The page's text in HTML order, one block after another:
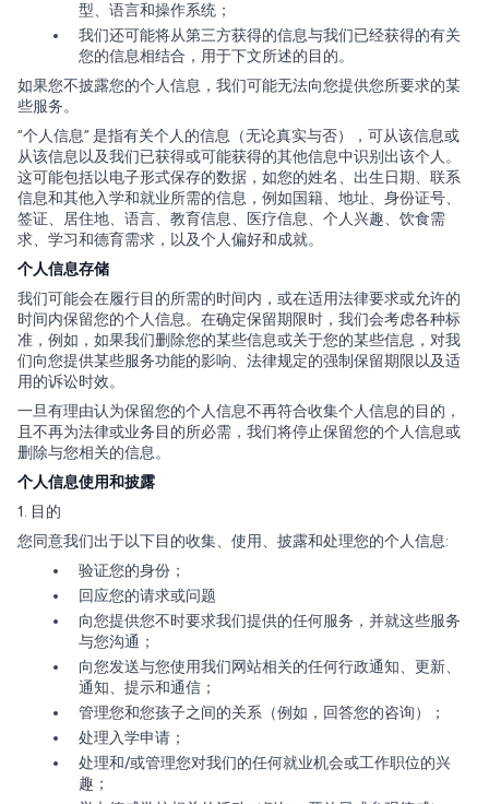
型、语言和操作系统；
我们还可能将从第三方获得的信息与我们已经获得的有关
您的信息相结合，用于下文所述的目的。
如果您不披露您的个人信息，我们可能无法向您提供您所要求的某
些服务。
“个人信息” 是指有关个人的信息（无论真实与否），可从该信息或
从该信息以及我们已获得或可能获得的其他信息中识别出该个人。
这可能包括以电子形式保存的数据，如您的姓名、出生日期、联系
信息和其他入学和就业所需的信息，例如国籍、地址、身份证号、
签证、居住地、语言、教育信息、医疗信息、个人兴趣、饮食需
求、学习和德育需求，以及个人偏好和成就。
个人信息存储
我们可能会在履行目的所需的时间内，或在适用法律要求或允许的
时间内保留您的个人信息。在确定保留期限时，我们会考虑各种标
准，例如，如果我们删除您的某些信息或关于您的某些信息，对我
们向您提供某些服务功能的影响、法律规定的强制保留期限以及适
用的诉讼时效。
一旦有理由认为保留您的个人信息不再符合收集个人信息的目的，
且不再为法律或业务目的所必需，我们将停止保留您的个人信息或
删除与您相关的信息。
个人信息使用和披露
1. 目的
您同意我们出于以下目的收集、使用、披露和处理您的个人信息:
验证您的身份；
回应您的请求或问题
向您提供您不时要求我们提供的任何服务，并就这些服务
与您沟通；
向您发送与您使用我们网站相关的任何行政通知、更新、
通知、提示和通信；
管理您和您孩子之间的关系（例如，回答您的咨询）；
处理入学申请；
处理和/或管理您对我们的任何就业机会或工作职位的兴
趣；